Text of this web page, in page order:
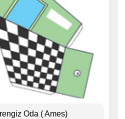
Oda ( Ames)